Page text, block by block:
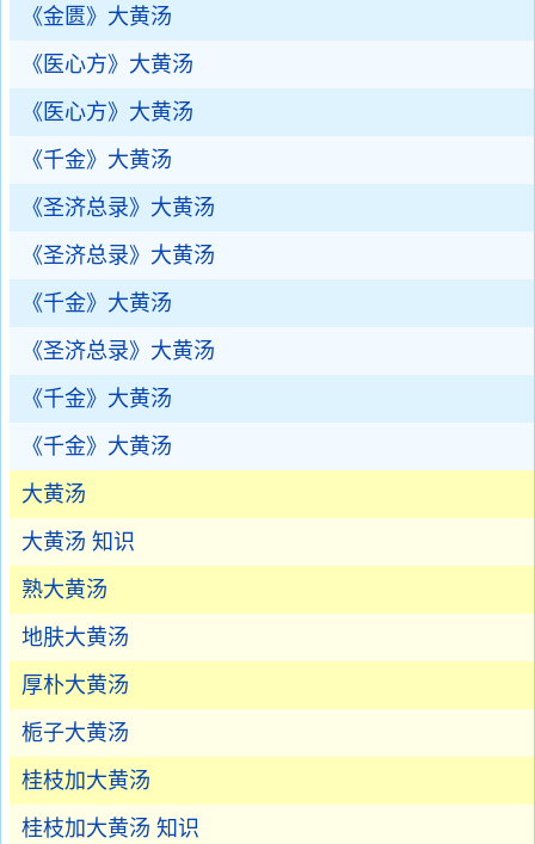
《金匮》大黄汤
《医心方》大黄汤
《医心方》大黄汤
《千金》大黄汤
《圣济总录》大黄汤
《圣济总录》大黄汤
《千金》大黄汤
《圣济总录》大黄汤
《千金》大黄汤
《千金》大黄汤
大黄汤
大黄汤 知识
熟大黄汤
地肤大黄汤
厚朴大黄汤
栀子大黄汤
桂枝加大黄汤
桂枝加大黄汤 知识